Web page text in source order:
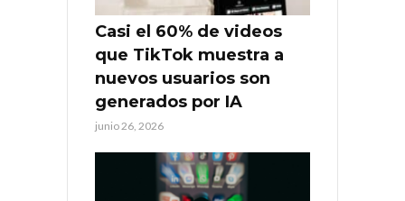
Casi el 60% de videos
que TikTok muestra a
nuevos usuarios son
generados por IA
junio 26, 2026